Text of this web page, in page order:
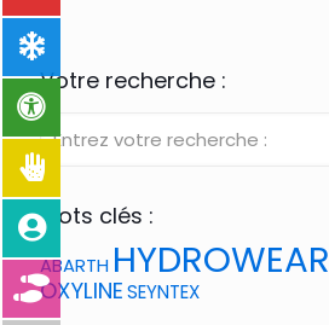
Votre recherche :
Mots clés :
ABARTH HYDROWEAR
OXYLINESEYNTEX